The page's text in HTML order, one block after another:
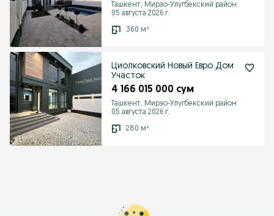
Ташкент, Мирзо-Улугбекский район
05 августа 2026 г.
360 м²
Циолковский Новый Евро Дом
Участок
4 166 015 000 сум
Ташкент, Мирзо-Улугбекский район
05 августа 2026 г.
280 м²